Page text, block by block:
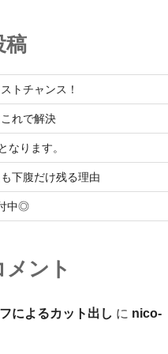
稿
トチャンス！
れで解決
なります。
下腹だけ残る理由
中◎
ント
によるカット出し に nico-